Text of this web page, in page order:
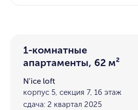
1-комнатные
апартаменты, 62 м²
N’ice loft
корпус 5, секция 7, 16 этаж
сдача: 2 квартал 2025